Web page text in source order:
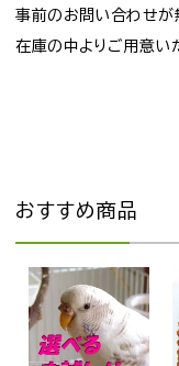
事前のお問い合わせが
在庫の中よりご用意い
おすすめ商品